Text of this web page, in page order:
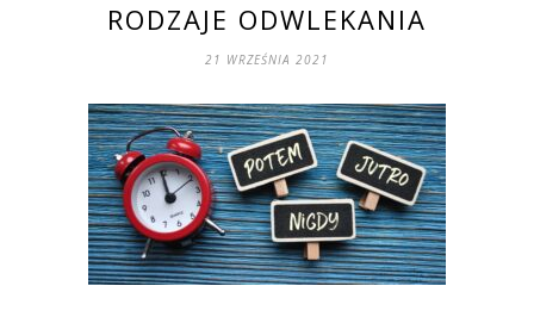
RODZAJE ODWLEKANIA
21 WRZEŚNIA 2021